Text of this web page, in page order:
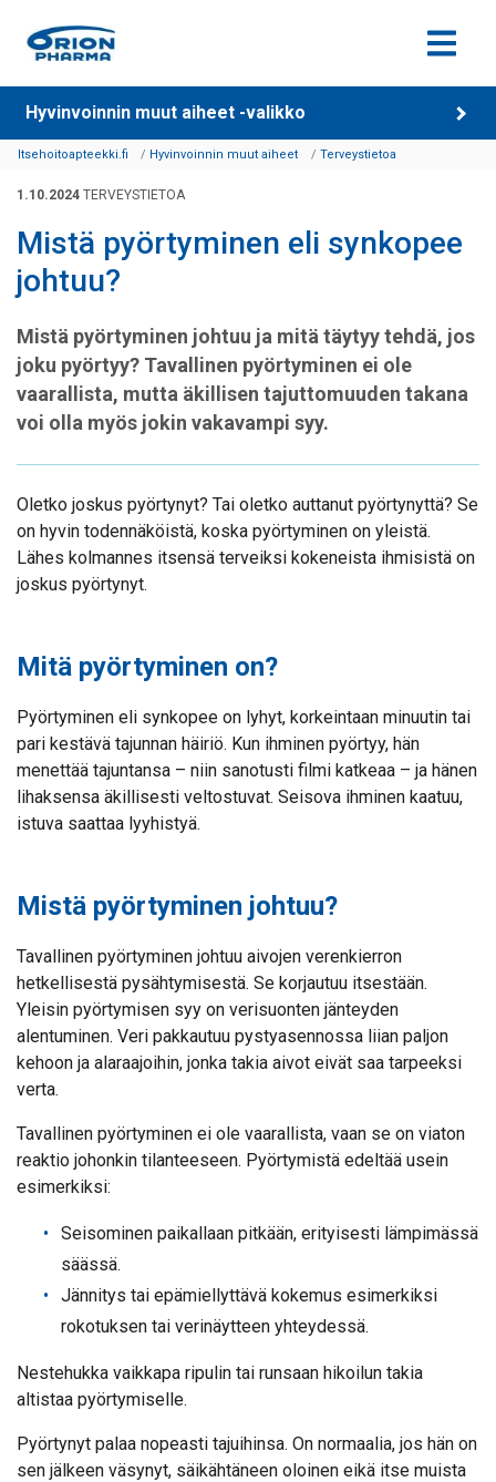
Siirry sisältöön
Hyvinvoinnin muut aiheet -valikko
Itsehoitoapteekki.fi Hyvinvoinnin muut aiheet Terveystietoa
1.10.2024 TERVEYSTIETOA
Mistä pyörtyminen eli synkopee
johtuu?
Mistä pyörtyminen johtuu ja mitä täytyy tehdä, jos
joku pyörtyy? Tavallinen pyörtyminen ei ole
vaarallista, mutta äkillisen tajuttomuuden takana
voi olla myös jokin vakavampi syy.
Oletko joskus pyörtynyt? Tai oletko auttanut pyörtynyttä? Se
on hyvin todennäköistä, koska pyörtyminen on yleistä.
Lähes kolmannes itsensä terveiksi kokeneista ihmisistä on
joskus pyörtynyt.
Mitä pyörtyminen on?
Pyörtyminen eli synkopee on lyhyt, korkeintaan minuutin tai
pari kestävä tajunnan häiriö. Kun ihminen pyörtyy, hän
menettää tajuntansa – niin sanotusti filmi katkeaa – ja hänen
lihaksensa äkillisesti veltostuvat. Seisova ihminen kaatuu,
istuva saattaa lyyhistyä.
Mistä pyörtyminen johtuu?
Tavallinen pyörtyminen johtuu aivojen verenkierron
hetkellisestä pysähtymisestä. Se korjautuu itsestään.
Yleisin pyörtymisen syy on verisuonten jänteyden
alentuminen. Veri pakkautuu pystyasennossa liian paljon
kehoon ja alaraajoihin, jonka takia aivot eivät saa tarpeeksi
verta.
Tavallinen pyörtyminen ei ole vaarallista, vaan se on viaton
reaktio johonkin tilanteeseen. Pyörtymistä edeltää usein
esimerkiksi:
Seisominen paikallaan pitkään, erityisesti lämpimässä
säässä.
Jännitys tai epämiellyttävä kokemus esimerkiksi
rokotuksen tai verinäytteen yhteydessä.
Nestehukka vaikkapa ripulin tai runsaan hikoilun takia
altistaa pyörtymiselle.
Pyörtynyt palaa nopeasti tajuihinsa. On normaalia, jos hän on
sen jälkeen väsynyt, säikähtäneen oloinen eikä itse muista